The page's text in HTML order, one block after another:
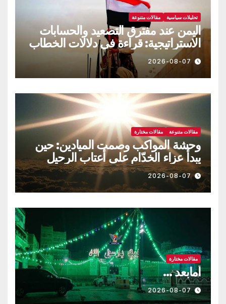
تحليلات سياسية مقالات متنوعة
اليمن عند مفترق التصعيد والحسابات
الاستراتيجية: قراءة في دلالات الخطاب
العسكري وتحولات المشهد السياسي
2026-08-07
مقالات متنوعة مقالات مختارة
وحشة المواكب وصمت الميادين: حين
يبدأ عزاء الخدّام على أعتاب الرحيل
2026-08-07
مقالات مختارة
أمابعد …
2026-08-07